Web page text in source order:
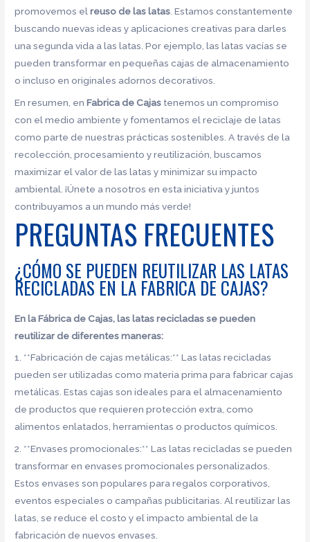
promovemos elreuso de las latas . Estamos constantemente
buscando nuevas ideas y aplicaciones creativas para darles
una segunda vida a las latas. Por ejemplo, las latas vacías se
pueden transformar en pequeñas cajas de almacenamiento
o incluso en originales adornos decorativos.
En resumen, enFabrica de Cajastenemos un compromiso
con el medio ambiente y fomentamos el reciclaje de latas
como parte de nuestras prácticas sostenibles. A través de la
recolección, procesamiento y reutilización, buscamos
maximizar el valor de las latas y minimizar su impacto
ambiental. ¡Únete a nosotros en esta iniciativa y juntos
contribuyamos a un mundo más verde!
PREGUNTAS FRECUENTES
¿CÓMO SE PUEDEN REUTILIZAR LAS LATAS
RECICLADAS EN LA FABRICA DE CAJAS?
En la Fábrica de Cajas, las latas recicladas se pueden
reutilizar de diferentes maneras:
1. **Fabricación de cajas metálicas:** Las latas recicladas
pueden ser utilizadas como materia prima para fabricar cajas
metálicas. Estas cajas son ideales para el almacenamiento
de productos que requieren protección extra, como
alimentos enlatados, herramientas o productos químicos.
2. **Envases promocionales:** Las latas recicladas se pueden
transformar en envases promocionales personalizados.
Estos envases son populares para regalos corporativos,
eventos especiales o campañas publicitarias. Al reutilizar las
latas, se reduce el costo y el impacto ambiental de la
fabricación de nuevos envases.